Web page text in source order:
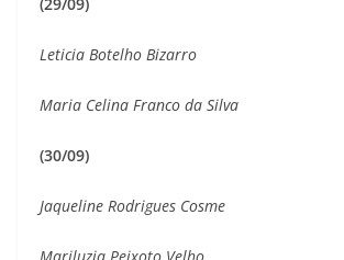
Leticia Botelho Bizarro
Maria Celina Franco da Silva
(30/09)
Jaqueline Rodrigues Cosme